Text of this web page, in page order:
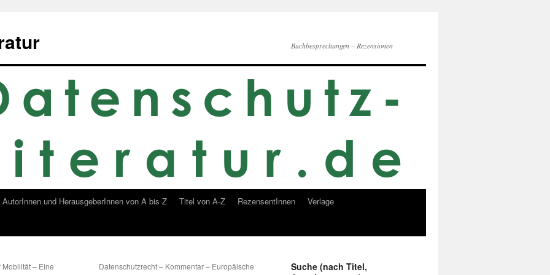
Buchbesprechungen – Rezensionen
AutorInnen und HerausgeberInnen von A bis Z Titel von A-Z RezensentInnen
Verlage
– Eine
Datenschutzrecht – Kommentar – Europäische
Suche (nach Titel,